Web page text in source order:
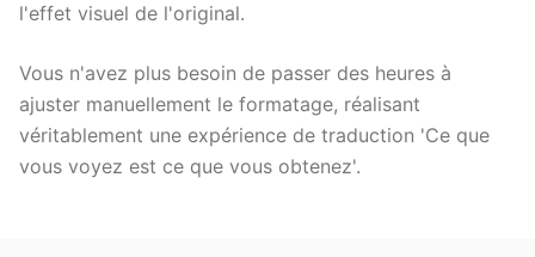
l'effet visuel de l'original.
Vous n'avez plus besoin de passer des heures à
ajuster manuellement le formatage, réalisant
véritablement une expérience de traduction 'Ce que
vous voyez est ce que vous obtenez'.